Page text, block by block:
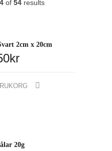
of 54 results
2cm x 20cm
kr
20g